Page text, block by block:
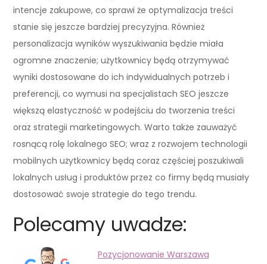
intencje zakupowe, co sprawi że optymalizacja treści
stanie się jeszcze bardziej precyzyjna. Również
personalizacja wyników wyszukiwania będzie miała
ogromne znaczenie; użytkownicy będą otrzymywać
wyniki dostosowane do ich indywidualnych potrzeb i
preferencji, co wymusi na specjalistach SEO jeszcze
większą elastyczność w podejściu do tworzenia treści
oraz strategii marketingowych. Warto także zauważyć
rosnącą rolę lokalnego SEO; wraz z rozwojem technologii
mobilnych użytkownicy będą coraz częściej poszukiwali
lokalnych usług i produktów przez co firmy będą musiały
dostosować swoje strategie do tego trendu.
Polecamy uwadze:
Pozycjonowanie Warszawa